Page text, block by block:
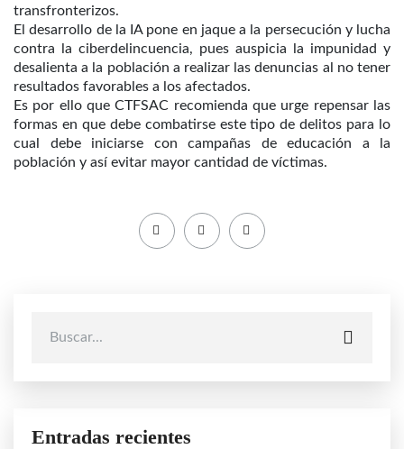
transfronterizos.
El desarrollo de la IA pone en jaque a la persecución y lucha
contra la ciberdelincuencia, pues auspicia la impunidad y
desalienta a la población a realizar las denuncias al no tener
resultados favorables a los afectados.
Es por ello que CTFSAC recomienda que urge repensar las
formas en que debe combatirse este tipo de delitos para lo
cual debe iniciarse con campañas de educación a la
población y así evitar mayor cantidad de víctimas.
Entradas recientes